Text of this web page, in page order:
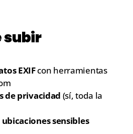
subir
EXIFcon herramientas
de privacidad (sí, toda la
sensibles